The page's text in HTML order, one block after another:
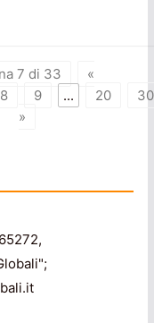
7 di 33
«
8 9 ... 20
30
»